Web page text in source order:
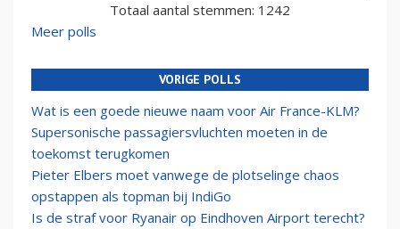
Totaal aantal stemmen: 1242
Meer polls
VORIGE POLLS
Wat is een goede nieuwe naam voor Air France-KLM?
Supersonische passagiersvluchten moeten in de
toekomst terugkomen
Pieter Elbers moet vanwege de plotselinge chaos
opstappen als topman bij IndiGo
Is de straf voor Ryanair op Eindhoven Airport terecht?